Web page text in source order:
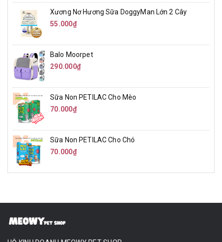
Xương Nơ Hương Sữa DoggyMan Lớn 2 Cây
55.000₫
Balo Moorpet
290.000₫
Sữa Non PETILAC Cho Mèo
70.000₫
Sữa Non PETILAC Cho Chó
70.000₫